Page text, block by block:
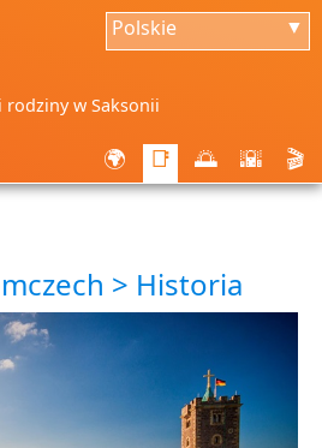
Polskie ▼
rodziny w Saksonii
🌍 📑 🌅 🌇 🎬
> Historia